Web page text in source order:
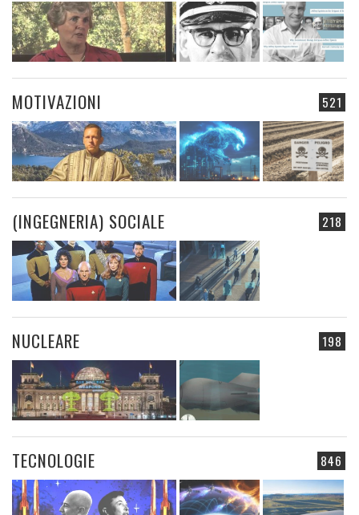
521
MOTIVAZIONI
218
(INGEGNERIA) SOCIALE
198
NUCLEARE
846
TECNOLOGIE